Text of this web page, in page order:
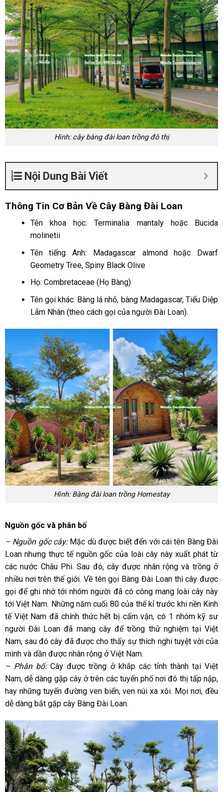
Hình: cây bàng đài loan trồng đô thị
Nội Dung Bài Viết
Thông Tin Cơ Bản Về Cây Bàng Đài Loan
Tên khoa học: Terminalia mantaly hoặc Bucida
molinetii
Tên tiếng Anh: Madagascar almond hoặc Dwarf
Geometry Tree, Spiny Black Olive
Họ: Combretaceae (Họ Bàng)
Tên gọi khác: Bàng lá nhỏ, bàng Madagascar, Tiểu Diệp
Lãm Nhân (theo cách gọi của người Đài Loan).
Hình: Bàng đài loan trồng Homestay
Nguồn gốc và phân bố
– Nguồn gốc cây:Mặc dù được biết đến với cái tên Bàng Đài
Loan nhưng thực tế nguồn gốc của loài cây này xuất phát từ
các nước Châu Phi. Sau đó, cây được nhân rộng và trồng ở
nhiều nơi trên thế giới. Về tên gọi Bàng Đài Loan thì cây được
gọi để ghi nhớ tới nhóm người đã có công mang loài cây này
tới Việt Nam. Những năm cuối 80 của thế kỉ trước khi nền Kinh
tế Việt Nam đã chính thức hết bị cấm vận, có 1 nhóm kỹ sư
người Đài Loan đã mang cây để trồng thử nghiệm tại Việt
Nam, sau đó cây đã được cho thấy sự thích nghi tuyệt vời của
mình và dần được nhân rộng ở Việt Nam.
– Phân bố:Cây được trồng ở khắp các tỉnh thành tại Việt
Nam, dễ dàng gặp cây ở trên các tuyến phố nơi đô thị tấp nập,
hay những tuyến đường ven biển, ven núi xa xôi. Mọi nơi, đều
dễ dàng bắt gặp cây Bàng Đài Loan.